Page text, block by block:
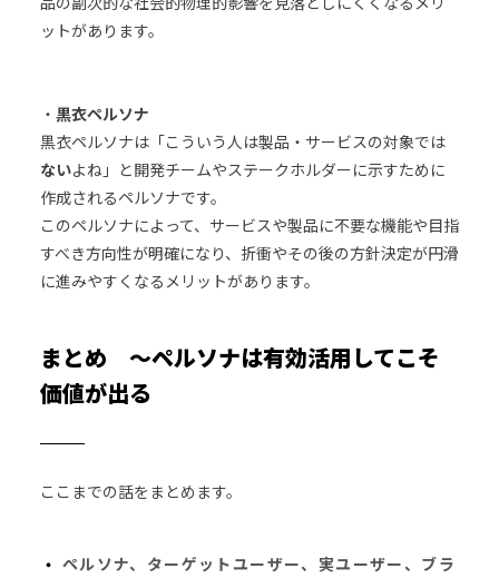
ットがあります。
・ 黒衣ペルソナ
黒衣ペルソナは「こういう人は製品・サービスの対象では
ないよね」と開発チームやステークホルダーに示すために
作成されるペルソナです。
このペルソナによって、サービスや製品に不要な機能や目指
すべき方向性が明確になり、折衝やその後の方針決定が円滑
に進みやすくなるメリットがあります。
まとめ ～ペルソナは有効活用してこそ
価値が出る
ここまでの話をまとめます。
ペルソナ、ターゲットユーザー、実ユーザー、ブラ